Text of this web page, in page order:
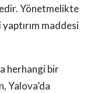
Yönetmelikte
maddesi
herhangi bir
Yalova’da